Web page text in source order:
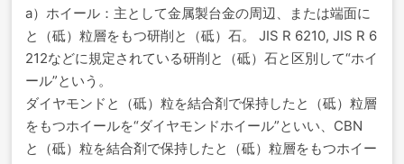
a）ホイール：主として金属製台金の周辺、または端面に
と（砥）粒層をもつ研削と（砥）石。 JIS R 6210, JIS R 6
212などに規定されている研削と（砥）石と区別して“ホイ
ール”という。
ダイヤモンドと（砥）粒を結合剤で保持したと（砥）粒層
をもつホイールを“ダイヤモンドホイール”といい、CBN
と（砥）粒を結合剤で保持したと（砥）粒層をもつホイー